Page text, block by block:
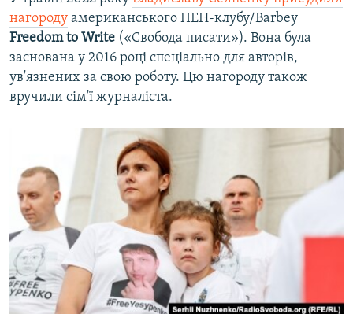
нагороду американського ПЕН-клубу/Barbey
Freedom to Write («Свобода писати»). Вона була
заснована у 2016 році спеціально для авторів,
ув'язнених за свою роботу. Цю нагороду також
вручили сім'ї журналіста.